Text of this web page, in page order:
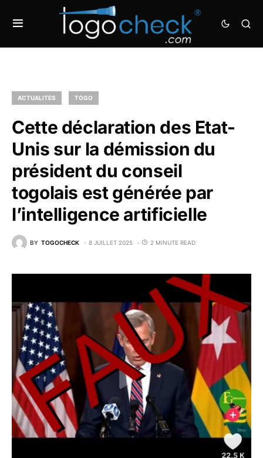
ACTUALITES TOGO
Cette déclaration des Etat-
Unis sur la démission du
président du conseil
togolais est générée par
l’intelligence artificielle
BY TOGOCHECK 8 JUILLET 2025 2 MINUTE READ